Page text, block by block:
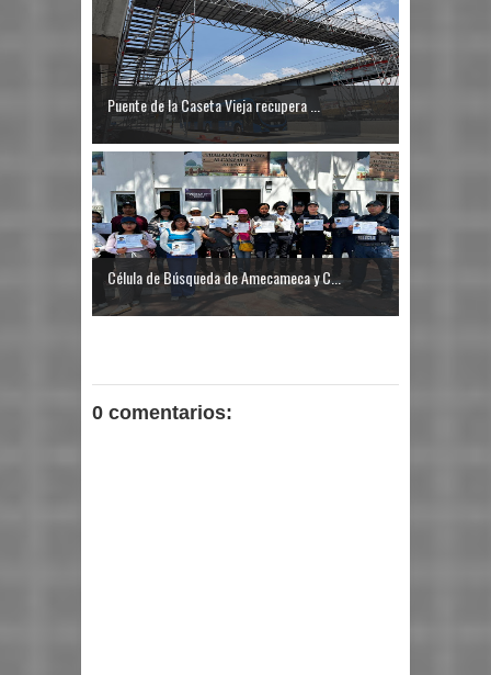
Puente de la Caseta Vieja recupera ...
Célula de Búsqueda de Amecameca y C...
0 comentarios: